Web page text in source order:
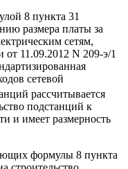
8 пункта 31
размера платы за
сетям,
11.09.2012 N 209-э/1
сетевой
рассчитывается
подстанций к
и имеет размерность
формулы 8 пункта